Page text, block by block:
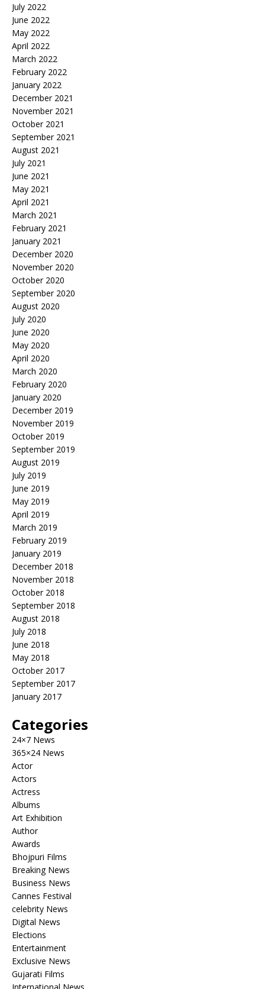
July 2022
June 2022
May 2022
April 2022
March 2022
February 2022
January 2022
December 2021
November 2021
October 2021
September 2021
August 2021
July 2021
June 2021
May 2021
April 2021
March 2021
February 2021
January 2021
December 2020
November 2020
October 2020
September 2020
August 2020
July 2020
June 2020
May 2020
April 2020
March 2020
February 2020
January 2020
December 2019
November 2019
October 2019
September 2019
August 2019
July 2019
June 2019
May 2019
April 2019
March 2019
February 2019
January 2019
December 2018
November 2018
October 2018
September 2018
August 2018
July 2018
June 2018
May 2018
October 2017
September 2017
January 2017
Categories
24×7 News
365×24 News
Actor
Actors
Actress
Albums
Art Exhibition
Author
Awards
Bhojpuri Films
Breaking News
Business News
Cannes Festival
celebrity News
Digital News
Elections
Entertainment
Exclusive News
Gujarati Films